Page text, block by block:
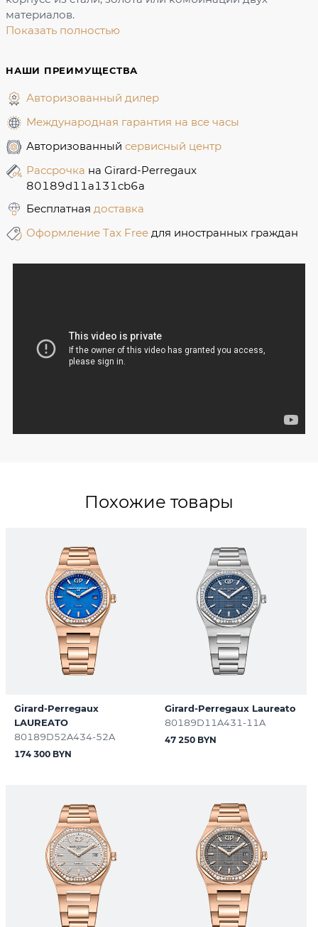
материалов.
Показать полностью
НАШИ ПРЕИМУЩЕСТВА
Авторизованный дилер
Международная гарантия на все часы
Авторизованный сервисный центр
Рассрочка на Girard-Perregaux
80189d11a131cb6a
Бесплатная доставка
Оформление Tax Free для иностранных граждан
Похожие товары
Girard-Perregaux
LAUREATO
80189D52A434-52A
174 300 BYN
Girard-Perregaux Laureato
80189D11A431-11A
47 250 BYN